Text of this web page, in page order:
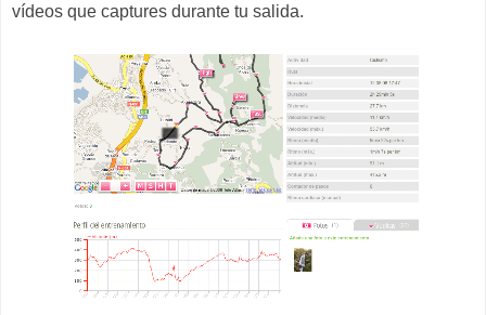
vídeos que captures durante tu salida.